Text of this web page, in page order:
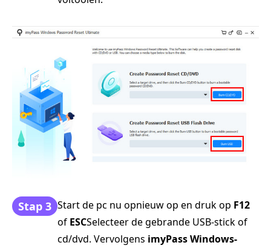
Stap 3 Start de pc nu opnieuw op en druk op F12
of ESCSelecteer de gebrande USB-stick of
cd/dvd. Vervolgens imyPass Windows-